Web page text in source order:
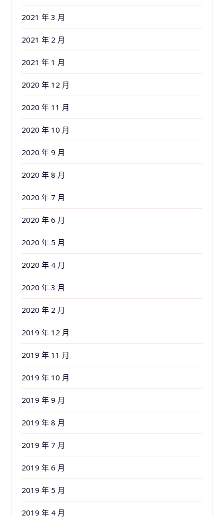
2021 年 3 月
2021 年 2 月
2021 年 1 月
2020 年 12 月
2020 年 11 月
2020 年 10 月
2020 年 9 月
2020 年 8 月
2020 年 7 月
2020 年 6 月
2020 年 5 月
2020 年 4 月
2020 年 3 月
2020 年 2 月
2019 年 12 月
2019 年 11 月
2019 年 10 月
2019 年 9 月
2019 年 8 月
2019 年 7 月
2019 年 6 月
2019 年 5 月
2019 年 4 月